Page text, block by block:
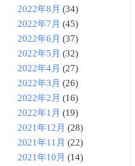
2022年8月 (34)
2022年7月 (45)
2022年6月 (37)
2022年5月 (32)
2022年4月 (27)
2022年3月 (26)
2022年2月 (16)
2022年1月 (19)
2021年12月 (28)
2021年11月 (22)
2021年10月 (14)